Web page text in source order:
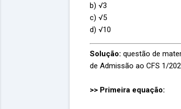
b) √3
c) √5
d) √10
Solução:questão de
de Admissão ao CFS 1/
>> Primeira equação: